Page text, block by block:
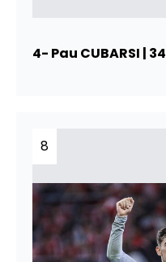
4- Pau CUBARSI | 34
8